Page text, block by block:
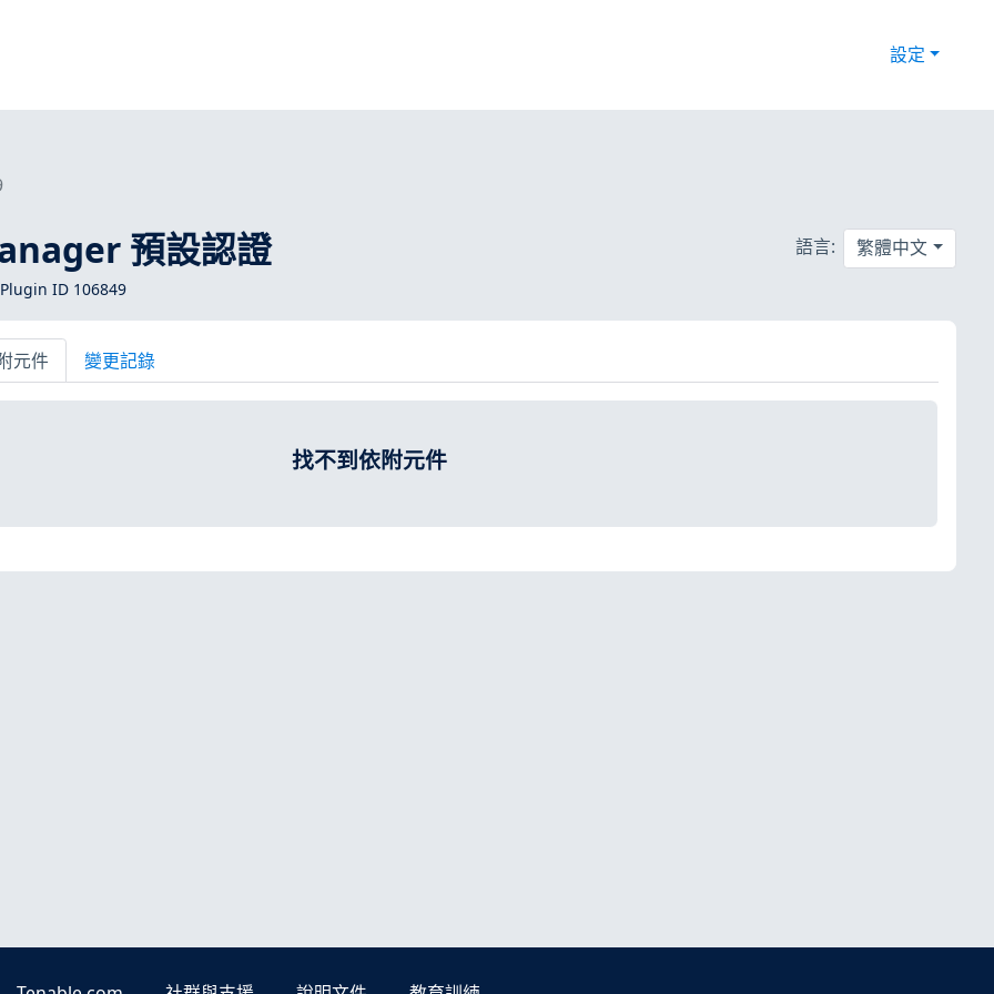
設定
預設認證
ID 106849
語言: 繁體中文
元件 變更記錄
找不到依附元件